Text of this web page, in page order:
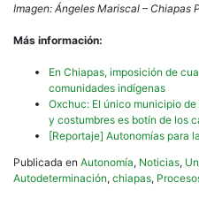
Imagen: Ángeles Mariscal – Chiapas
Más información:
En Chiapas, imposición de
comunidades indígenas
Oxchuc: El único municipio
y costumbres es botín de los
[Reportaje] Autonomías para
Publicada en Autonomía, Noticias,
Autodeterminación, chiapas,